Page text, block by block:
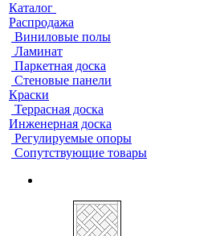
Каталог
Распродажа
Виниловые полы
Ламинат
Паркетная доска
Стеновые панели
Краски
Террасная доска
Инженерная доска
Регулируемые опоры
Сопутствующие товары